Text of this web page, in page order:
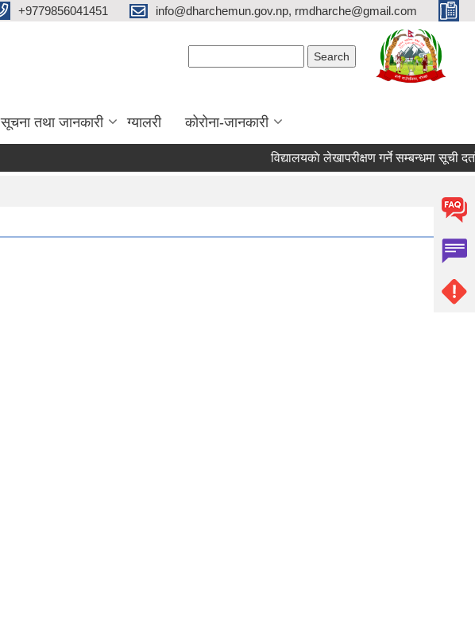
+9779856041451 info@dharchemun.gov.np, rmdharche@gmail.com
सूचना तथा जानकारी ग्यालरी कोरोना-जानकारी
विद्यालयकाे लेखापरीक्षण गर्ने सम्बन्धमा सूची दर्ता गर्ने